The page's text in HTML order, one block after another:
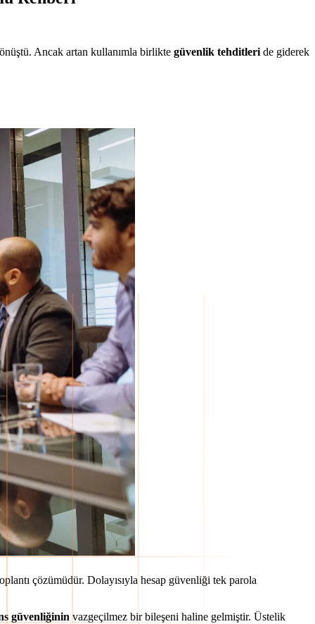
Ancak artan kullanımla birlikte güvenlik tehditleri de giderek
çözümüdür. Dolayısıyla hesap güvenliği tek parola
güvenliğinin vazgeçilmez bir bileşeni haline gelmiştir. Üstelik